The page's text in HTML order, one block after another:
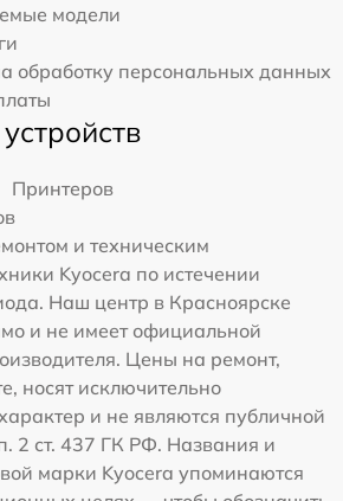
модели
обработку персональных данных
Принтеров
и техническим
Kyocera по истечении
Наш центр в Красноярске
и не имеет официальной
Цены на ремонт,
носят исключительно
и не являются публичной
2 ст. 437 ГК РФ. Названия и
марки Kyocera упоминаются